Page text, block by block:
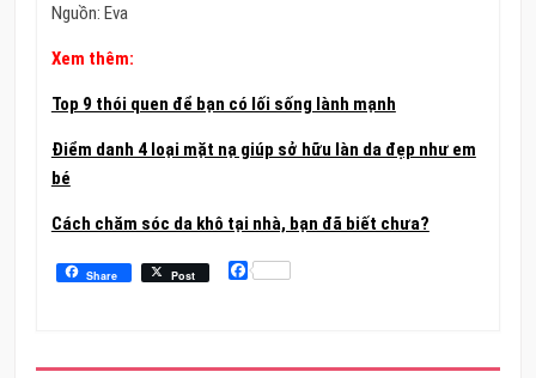
Nguồn: Eva
Xem thêm:
Top 9 thói quen để bạn có lối sống lành mạnh
Điểm danh 4 loại mặt nạ giúp sở hữu làn da đẹp như em
bé
Cách chăm sóc da khô tại nhà, bạn đã biết chưa?
Share Post Facebook